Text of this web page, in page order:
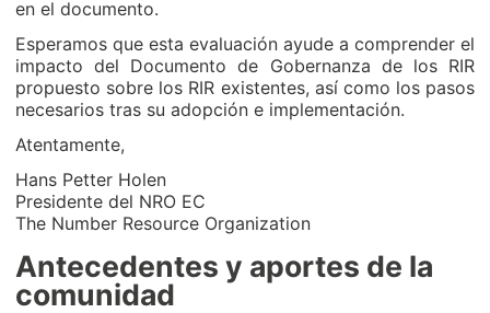
en el documento.
Esperamos que esta evaluación ayude a comprender el
impacto del Documento de Gobernanza de los RIR
propuesto sobre los RIR existentes, así como los pasos
necesarios tras su adopción e implementación.
Atentamente,
Hans Petter Holen
Presidente del NRO EC
The Number Resource Organization
Antecedentes y aportes de la
comunidad